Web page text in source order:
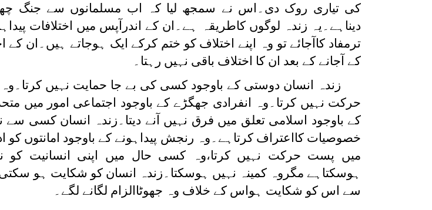
کی تیاری روک دی۔اس نے سمجھ لیا کہ اب مسلمانوں سے جنگ
دیناہے۔یہ زندہ لوگوں کاطریقہ ہے۔ان کے اندرآپس میں اختلافات
ترمفاد کاآجائے تو وہ اپنے اختلاف کو ختم کرکے ایک ہوجاتے ہیں۔ان
کے آجانے کے بعد ان کا اختلاف باقی نہیں رہتا۔
زندہ انسان دوستی کے باوجود کسی کی بے جا حمایت نہیں
حرکت نہیں کرتا۔وہ انفرادی جھگڑے کے باوجود اجتماعی امور میں
کے باوجود اسلامی تعلق میں فرق نہیں آنے دیتا۔زندہ انسان کسی
خصوصیات کااعتراف کرتاہے۔وہ رنجش پیداہونے کے باوجود امانتوں کو
میں پست حرکت نہیں کرتا،وہ کسی حال میں اپنی انسانیت کو
ہوسکتاہے مگروہ کمینہ نہیں ہوسکتا۔زندہ انسان کو شکایت ہو
سے اس کو شکایت ہواس کے خلاف وہ جھوٹاالزام لگانے لگے۔